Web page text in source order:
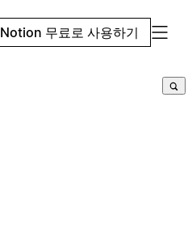
Notion 무료로 사용하기